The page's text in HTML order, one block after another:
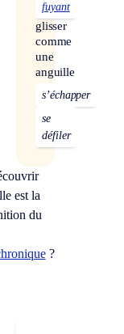
fuyant
glisser
comme
une
anguille
s’échapper
se
défiler
est la
du
?